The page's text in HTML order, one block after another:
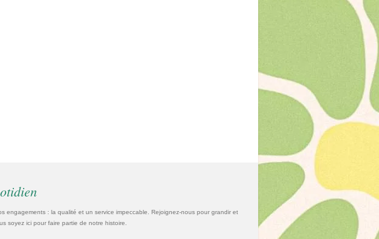
: la qualité et un service impeccable. Rejoignez-nous pour grandir et
soyez ici pour faire partie de notre histoire.